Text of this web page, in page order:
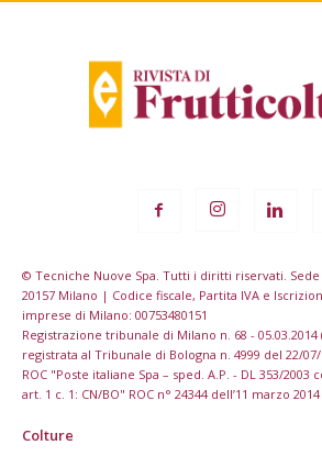
© Tecniche Nuove Spa. Tutti i diritti riservati. Sede
20157 Milano | Codice fiscale, Partita IVA e
imprese di Milano: 00753480151
Registrazione tribunale di Milano n. 68 -
registrata al Tribunale di Bologna n. 4999 del 22/07/
ROC "Poste italiane Spa – sped. A.P. - DL 353/2003
art. 1 c. 1: CN/BO" ROC n° 24344 dell’11 marzo 2014
Colture